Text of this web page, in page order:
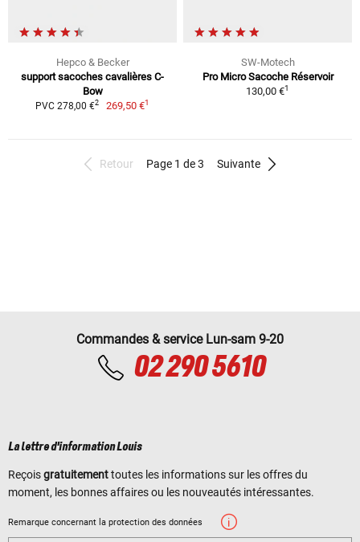
Hepco & Becker
support sacoches cavalières C-
Bow
PVC 278,00 €2 269,50 €1
SW-Motech
Pro Micro Sacoche Réservoir
130,00 €1
Retour Page 1 de 3 Suivante
Commandes & service Lun-sam 9-20
02 290 5610
La lettre d'information Louis
Reçoisgratuitementtoutes les informations sur les offres du
moment, les bonnes affaires ou les nouveautés intéressantes.
Remarque concernant la protection des données